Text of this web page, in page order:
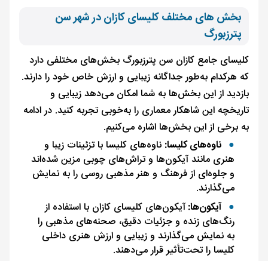
بخش های مختلف کلیسای کازان در شهر سن
پترزبورگ
کلیسای جامع کازان سن پترزبورگ بخش‌های مختلفی دارد
که هرکدام به‌طور جداگانه زیبایی و ارزش خاص خود را دارند.
بازدید از این بخش‌ها به شما امکان می‌دهد زیبایی و
تاریخچه این شاهکار معماری را به‌خوبی تجربه کنید. در ادامه
به برخی از این بخش‌ها اشاره می‌کنیم.
ناوه‌های کلیسا: ناوه‌های کلیسا با تزئینات زیبا و
هنری مانند آیکون‌ها و تراش‌های چوبی مزین شده‌اند
و جلوه‌ای از فرهنگ و هنر مذهبی روسی را به نمایش
می‌گذارند.
آیکون‌ها:آیکون‌های کلیسای کازان با استفاده از
رنگ‌های زنده و جزئیات دقیق، صحنه‌های مذهبی را
به نمایش می‌گذارند و زیبایی و ارزش هنری داخلی
کلیسا را تحت‌تأثیر قرار می‌دهند.